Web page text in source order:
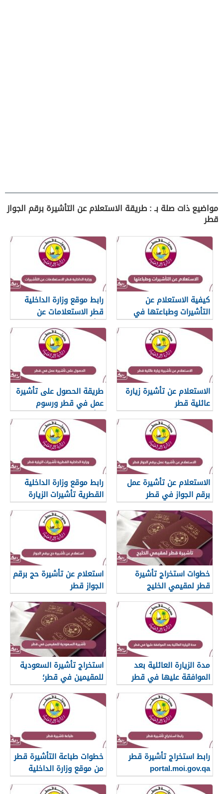
مواضيع ذات صلة بـ : طريقة الاستعلام عن التأشيرة برقم الجواز
قطر
كيفية الاستعلام عن
التأشيرات وطباعتها في
قطر
رابط موقع وزارة الداخلية
قطر الاستعلامات عن
التأشيرات
الاستعلام عن تأشيرة زيارة
عائلية قطر
طريقة الحصول على تأشيرة
عمل في قطر ورسوم
التأشيرة
الاستعلام عن تأشيرة عمل
برقم الجواز في قطر
رابط موقع وزارة الداخلية
القطرية تأشيرات الزيارة
قطر
خطوات استخراج تأشيرة
قطر لمقيمي الخليج
استعلام عن تأشيرة حج برقم
الجواز قطر
مدة الزيارة العائلية بعد
الموافقة عليها في قطر
استخراج تأشيرة السعودية
للمقيمين في قطر؛
الخطوات والشروط
رابط استخراج تأشيرة قطر
portal.moi.gov.qa
خطوات طباعة التأشيرة قطر
من موقع وزارة الداخلية